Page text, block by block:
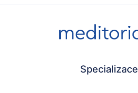
Specializace